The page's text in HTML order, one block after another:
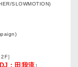
SLOWMOTION)
］
：田我流］